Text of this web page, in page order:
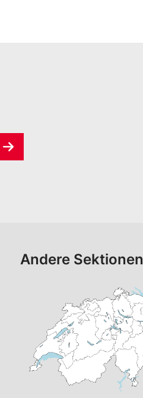
Andere Sektionen